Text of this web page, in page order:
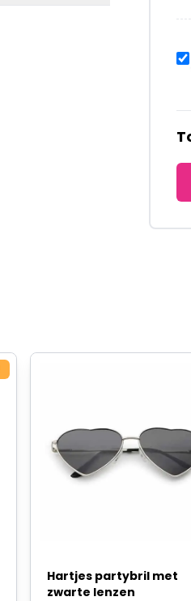
Hartjes partybril met
zwarte lenzen